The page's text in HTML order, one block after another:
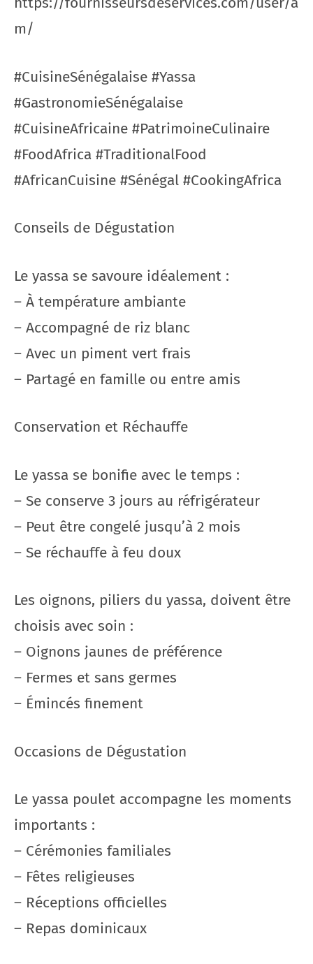
m/
#CuisineSénégalaise #Yassa
#GastronomieSénégalaise
#CuisineAfricaine #PatrimoineCulinaire
#FoodAfrica #TraditionalFood
#AfricanCuisine #Sénégal #CookingAfrica
Conseils de Dégustation
Le yassa se savoure idéalement :
– À température ambiante
– Accompagné de riz blanc
– Avec un piment vert frais
– Partagé en famille ou entre amis
Conservation et Réchauffe
Le yassa se bonifie avec le temps :
– Se conserve 3 jours au réfrigérateur
– Peut être congelé jusqu’à 2 mois
– Se réchauffe à feu doux
Les oignons, piliers du yassa, doivent être
choisis avec soin :
– Oignons jaunes de préférence
– Fermes et sans germes
– Émincés finement
Occasions de Dégustation
Le yassa poulet accompagne les moments
importants :
– Cérémonies familiales
– Fêtes religieuses
– Réceptions officielles
– Repas dominicaux